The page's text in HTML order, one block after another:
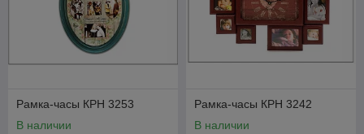
Рамка-часы КРН 3253
В наличии
Рамка-часы КРН 3242
В наличии